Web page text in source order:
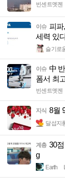
빈센트멧젠
이슈 피
세력 있
슬기로
이슈 中
폼서 최
빈센트멧젠
지식 8월
달섭지
계층 30
g
Earth